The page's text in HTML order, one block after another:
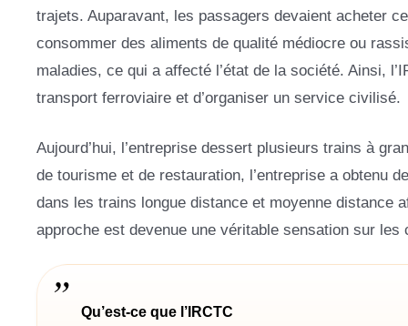
trajets. Auparavant, les passagers devaient acheter
consommer des aliments de qualité médiocre ou
maladies, ce qui a affecté l’état de la société. Ainsi,
transport ferroviaire et d’organiser un service civilisé.
Aujourd’hui, l’entreprise dessert plusieurs trains à
de tourisme et de restauration, l’entreprise a obtenu
dans les trains longue distance et moyenne distance
approche est devenue une véritable sensation sur
Qu’est-ce que l’IRCTC